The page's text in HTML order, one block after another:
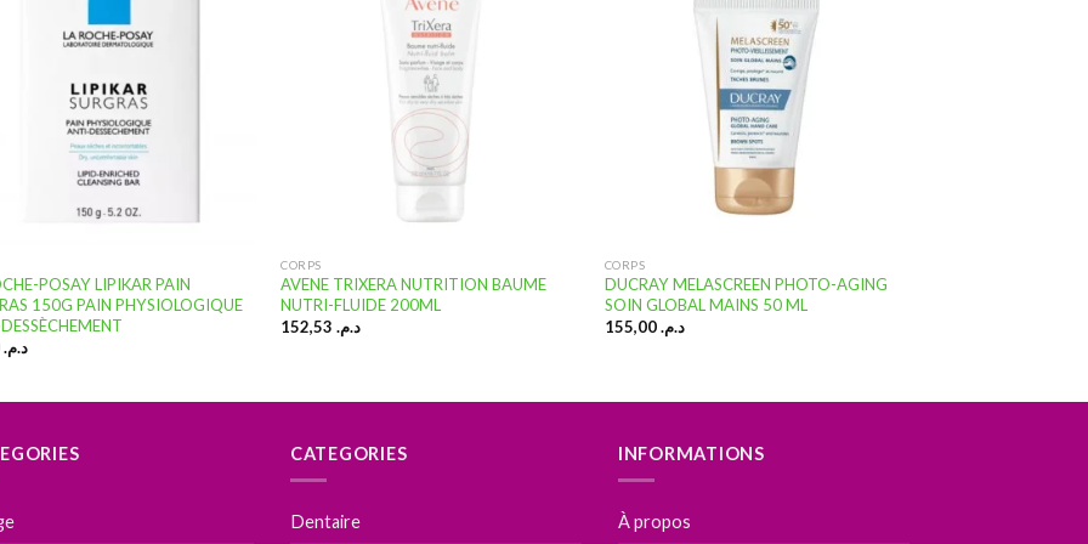
POSAY LIPIKAR PAIN
150G PAIN PHYSIOLOGIQUE
د.م.90,00
CORPS
AVENE TRIXERA NUTRITION BAUME
NUTRI-FLUIDE 200ML
د.م.152,53
CORPS
DUCRAY MELASCREEN PHOTO-AGING
SOIN GLOBAL MAINS 50 ML
د.م.155,00
CATEGORIES
Dentaire
INFORMATIONS
À propos